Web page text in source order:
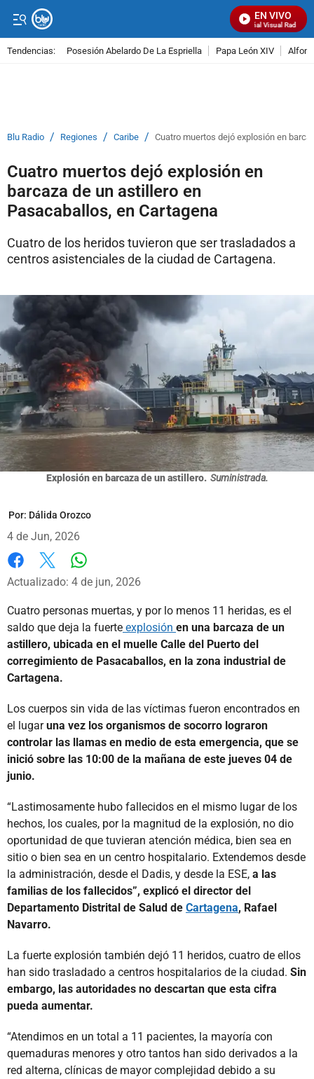
EN VIVO
Señal Visual Radio
Tendencias: Posesión Abelardo De La Espriella Papa León XIV
Blu Radio / Regiones / Caribe / Cuatro muertos dejó explosión en
Cuatro muertos dejó explosión en
barcaza de un astillero en
Pasacaballos, en Cartagena
Cuatro de los heridos tuvieron que ser trasladados a
centros asistenciales de la ciudad de Cartagena.
Explosión en barcaza de un astillero. Suministrada.
Por: Dálida Orozco
4 de Jun, 2026
Facebook
X
Actualizado: 4 de jun, 2026
Cuatro personas muertas, y por lo menos 11 heridas, es el
saldo que deja la fuerte explosión en una barcaza de un
astillero, ubicada en el muelle Calle del Puerto del
corregimiento de Pasacaballos, en la zona industrial de
Cartagena.
Los cuerpos sin vida de las víctimas fueron encontrados en
el lugaruna vez los organismos de socorro lograron
controlar las llamas en medio de esta emergencia, que se
inició sobre las 10:00 de la mañana de este jueves 04 de
junio.
“Lastimosamente hubo fallecidos en el mismo lugar de los
hechos, los cuales, por la magnitud de la explosión, no dio
oportunidad de que tuvieran atención médica, bien sea en
sitio o bien sea en un centro hospitalario. Extendemos desde
la administración, desde el Dadis, y desde la ESE, a las
familias de los fallecidos”, explicó el director del
Departamento Distrital de Salud de Cartagena, Rafael
Navarro.
La fuerte explosión también dejó 11 heridos, cuatro de ellos
han sido trasladado a centros hospitalarios de la ciudad. Sin
embargo, las autoridades no descartan que esta cifra
pueda aumentar.
“Atendimos en un total a 11 pacientes, la mayoría con
quemaduras menores y otro tantos han sido derivados a la
red alterna, clínicas de mayor complejidad debido a su